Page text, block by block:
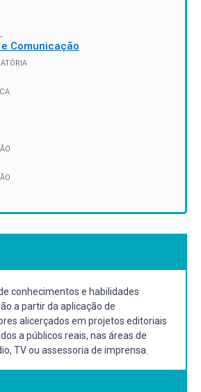
Comunicação
conhecimentos e habilidades
a partir da aplicação de
alicerçados em projetos editoriais
a públicos reais, nas áreas de
TV ou assessoria de imprensa.